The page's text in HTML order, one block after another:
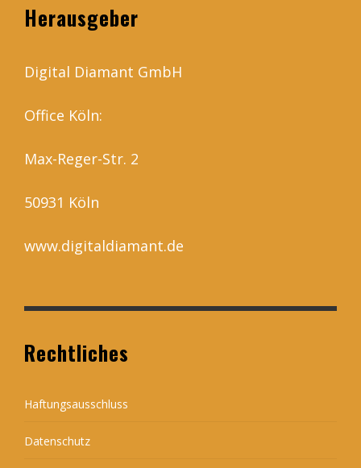
Herausgeber
Digital Diamant GmbH
Office Köln:
Max-Reger-Str. 2
50931 Köln
www.digitaldiamant.de
Rechtliches
Haftungsausschluss
Datenschutz